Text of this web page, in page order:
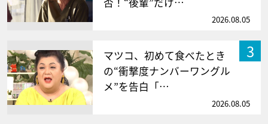
2026.08.05
3
マツコ、初めて食べたとき
の“衝撃度ナンバーワングル
メ”を告白「…
2026.08.05